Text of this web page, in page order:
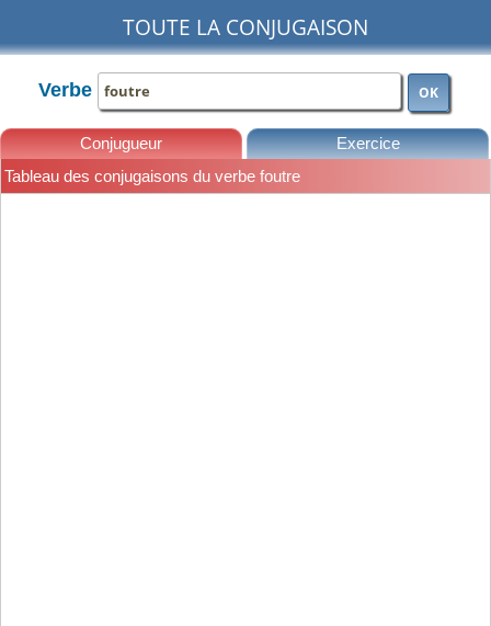
TOUTE LA CONJUGAISON
Verbe OK
Conjugueur Exercice
Tableau des conjugaisons du verbe foutre